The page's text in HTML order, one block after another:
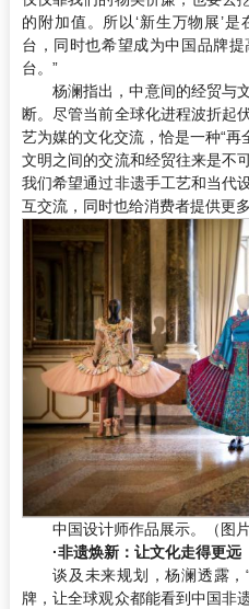
的附加值。所以‘新生万物展’
台，同时也希望成为中国品牌
台。”
杨澜指出，中意间的经贸与
断。尽管当前全球化进程波折起
艺为媒的文化交流，恰是一种“再
文明之间的交流和经贸往来是不
我们希望通过非遗手工艺和当代
互交流，同时也给消费者提供更
中国设计师作品展示。（图
·非遗焕新：让文化走得更远
谈及未来规划，杨澜透露
牌，让全球观众都能看到中国非